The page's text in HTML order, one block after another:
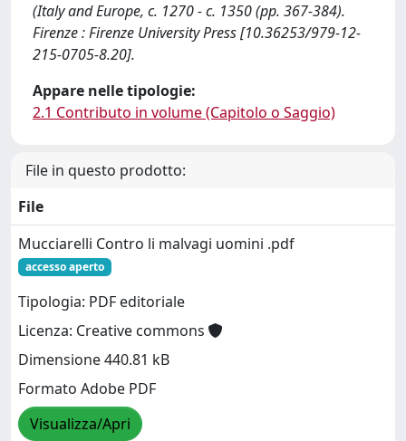
(Italy and Europe, c. 1270 - c. 1350 (pp. 367-384).
Firenze : Firenze University Press [10.36253/979-12-
215-0705-8.20].
Appare nelle tipologie:
2.1 Contributo in volume (Capitolo o Saggio)
File in questo prodotto:
File
Mucciarelli Contro li malvagi uomini .pdf
accesso aperto
Tipologia: PDF editoriale
Licenza: Creative commons
Dimensione 440.81 kB
Formato Adobe PDF
Visualizza/Apri